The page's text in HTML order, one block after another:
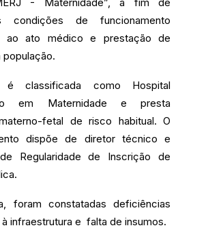
condições de funcionamento
ao ato médico e prestação de
população.
classificada como Hospital
em Maternidade e presta
fetal de risco habitual. O
dispõe de diretor técnico e
Regularidade de Inscrição de
foram constatadas deficiências
infraestrutura e falta de insumos.